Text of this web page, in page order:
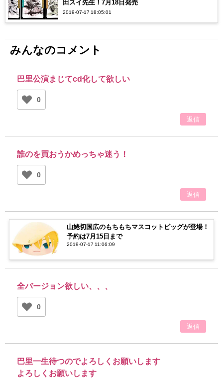
田スイ先生！7月18日発売
2019-07-17 18:05:01
みんなのコメント
巴里公演まじてcd化して欲しい
0
返信
誰のを買おうかめっちゃ迷う！
0
返信
山姥切国広のもちもちマスコットビッグが登場！
予約は7月15日まで
2019-07-17 11:06:09
全バージョン欲しい、、、
0
返信
巴里一生待つのでよろしくお願いします
よろしくお願いします